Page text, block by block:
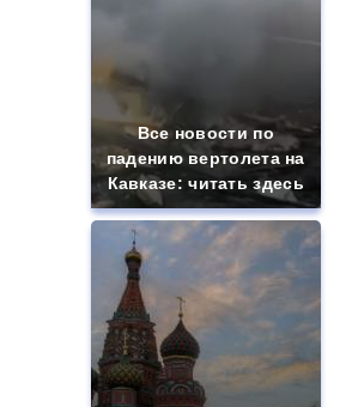
Все новости по
падению вертолета на
Кавказе: читать здесь